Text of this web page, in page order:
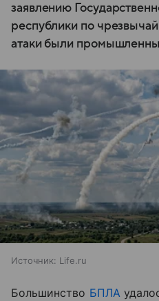
заявлению
республики по
атаки были
Источник: Life.ru
Большинство БПЛА